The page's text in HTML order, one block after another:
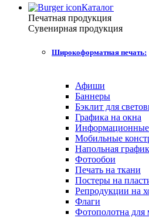
Каталог
Печатная продукция
Сувенирная продукция
Широкоформатная печать:
Афиши
Баннеры
Бэклит для
Графика на окна
Мобильные
Напольная
Фотообои
Печать на ткани
Постеры на
Репродукции на
Флаги
Фотополотна для